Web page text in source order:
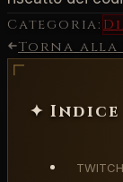
Categoria:
Torna alla
✦ Indice